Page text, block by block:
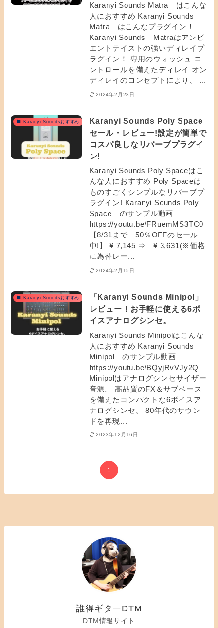
Karanyi Sounds Matra はこんな
人におすすめ Karanyi Sounds
Matra はこんなプラグイン！
Karanyi Sounds Matraはアンビ
エントテイストの強いディレイプ
ラグイン！ 専用のウォッシュ コ
ントロールを備えたディレイ オン
ディレイのコンセプトにより、 ...
2024年2月28日
Karanyi Soundsおすすめ
Karanyi Sounds Poly Space
セール・レビュー!設定が簡単で
コスパ良しなリバーブプラグイ
ン!
Karanyi Sounds Poly Spaceはこ
んな人におすすめ Poly Spaceは
ものすごくシンプルなリバーブプ
ラグイン! Karanyi Sounds Poly
Space のサンプル動画
https://youtu.be/FRuemMS3TC0
【8/31まで 50％OFFのセール
中!】 ¥ 7,145 ⇒ ¥ 3,631(※価格
に為替レー...
2024年2月15日
Karanyi Soundsおすすめ
「Karanyi Sounds Minipol」
レビュー！お手軽に使える6ボ
イスアナログシンセ。
Karanyi Sounds Minipolはこんな
人におすすめ Karanyi Sounds
Minipol のサンプル動画
https://youtu.be/BQyjRvVJy2Q
Minipolはアナログシンセサイザー
音源。 高品質のFX＆サブベース
を備えたコンパクトな6ボイスア
ナログシンセ。 80年代のサウン
ドを再現...
2023年12月16日
1
誰得ギターDTM
DTM情報サイト